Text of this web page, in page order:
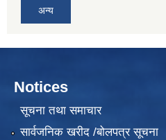
अन्य
Notices
सूचना तथा समाचार
सार्वजनिक खरीद /बोलपत्र सूचना